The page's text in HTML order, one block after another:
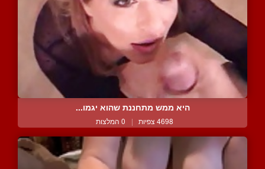
היא ממש מתחננת שהוא יגמו...
4698 צפיות | 0 המלצות